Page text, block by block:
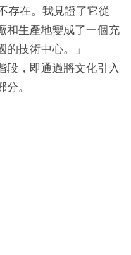
存在。我見證了它從
和生產地變成了一個充
技術中心。」
段，即通過將文化引入
。